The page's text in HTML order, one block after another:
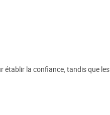
établir la confiance, tandis que les